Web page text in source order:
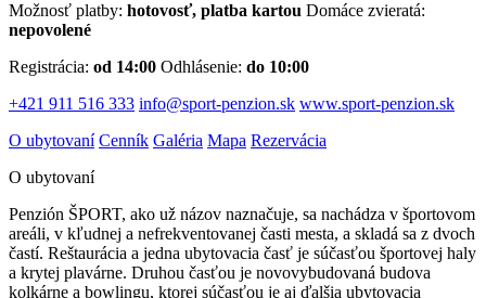
Možnosť platby: hotovosť, platba kartou Domáce zvieratá:
nepovolené
Registrácia: od 14:00 Odhlásenie: do 10:00
+421 911 516 333 info@sport-penzion.sk www.sport-penzion.sk
O ubytovaní Cenník Galéria Mapa Rezervácia
O ubytovaní
Penzión ŠPORT, ako už názov naznačuje, sa nachádza v športovom
areáli, v kľudnej a nefrekventovanej časti mesta, a skladá sa z dvoch
častí. Reštaurácia a jedna ubytovacia časť je súčasťou športovej haly
a krytej plavárne. Druhou časťou je novovybudovaná budova
kolkárne a bowlingu, ktorej súčasťou je aj ďalšia ubytovacia